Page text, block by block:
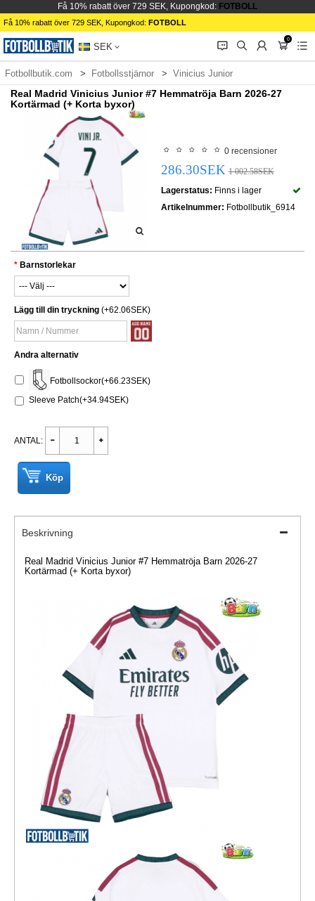
Få 10% rabatt över 729 SEK, Kupongkod: FOTBOLL
Få 10% rabatt över 729 SEK, Kupongkod: FOTBOLL
SEK 󰂱 󰂨 󰃳
0
󰃦 󰃖
Fotbollbutik.com Fotbollsstjärnor Vinicius Junior
Real Madrid Vinicius Junior #7 Hemmatröja Barn 2026-27
Kortärmad (+ Korta byxor)
0 recensioner
286.30SEK 1 002.58SEK
Lagerstatus: Finns i lager
Artikelnummer: Fotbollbutik_6914
Barnstorlekar
Lägg till din tryckning (+62.06SEK)
Andra alternativ
Fotbollsockor(+66.23SEK)
Sleeve Patch(+34.94SEK)
ANTAL:
Köp
Beskrivning
Real Madrid Vinicius Junior #7 Hemmatröja Barn 2026-27
Kortärmad (+ Korta byxor)